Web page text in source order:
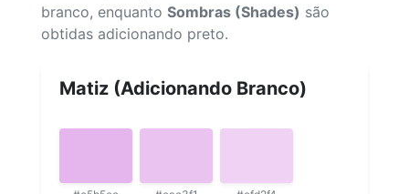
branco, enquanto Sombras (Shades) são
obtidas adicionando preto.
Matiz (Adicionando Branco)